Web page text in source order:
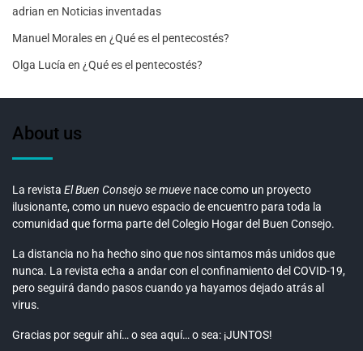
adrian en Noticias inventadas
Manuel Moralesen ¿Qué es el pentecostés?
Olga Lucía en ¿Qué es el pentecostés?
About us
La revista El Buen Consejo se mueve nace como un proyecto
ilusionante, como un nuevo espacio de encuentro para toda la
comunidad que forma parte del Colegio Hogar del Buen Consejo.
La distancia no ha hecho sino que nos sintamos más unidos que
nunca. La revista echa a andar con el confinamiento del COVID-19,
pero seguirá dando pasos cuando ya hayamos dejado atrás al
virus.
Gracias por seguir ahí… o sea aquí… o sea: ¡JUNTOS!